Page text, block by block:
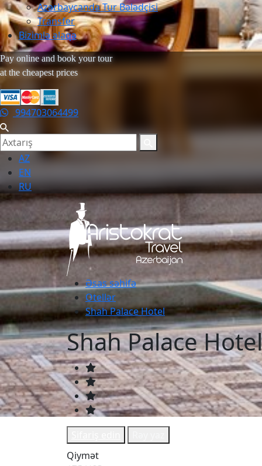
Azərbaycanda Tur Bələdçisi
Transfer
Bizimlə əlaqə
Pay online and book your tour
at the cheapest prices
994703064499
AZ
EN
RU
Əsas səhifə
Otellər
Shah Palace Hotel
Shah Palace Hotel
Qiymət